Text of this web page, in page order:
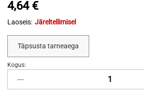
4,64 €
Laoseis: Järeltellimisel
Täpsusta tarneaega
Pihustikork
LECHLER
Kogus: